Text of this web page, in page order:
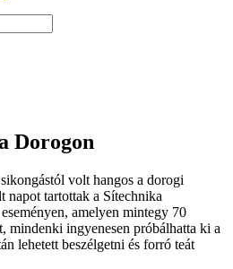
Dorogon
volt hangos a dorogi
napot tartottak a Sítechnika
amelyen mintegy 70
mindenki ingyenesen próbálhatta ki a
lehetett beszélgetni és forró teát